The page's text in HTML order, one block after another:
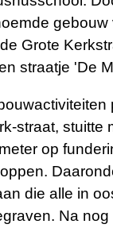
gebouw
Grote
straatje 'De
straat, stuitte
op
die alle in
Na nog